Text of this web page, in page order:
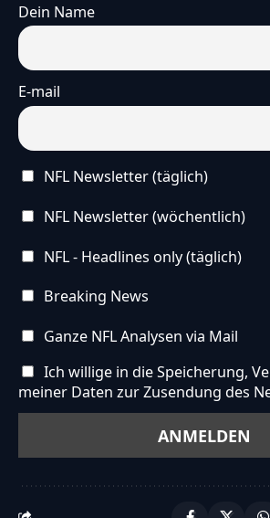
Dein Name
E-mail
NFL Newsletter (täglich)
NFL Newsletter (wöchentlich)
NFL - Headlines only (täglich)
Breaking News
Ganze NFL Analysen via Mail
Ich willige in die Speicherung,
meiner Daten zur Zusendung des